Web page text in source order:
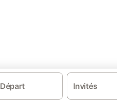
Départ Invités